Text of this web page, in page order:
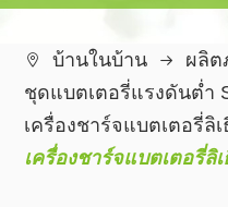
 บ้านในบ้าน
ผลิต
ชุดแบตเตอรี่แรงดันต่ำ
เครื่องชาร์จแบตเตอรี่ลิ
เครื่องชาร์จแบตเตอรี่ลิ